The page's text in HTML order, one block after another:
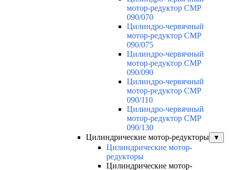
мотор-редуктор CMP
090/070
Цилиндро-червячный
мотор-редуктор CMP
090/075
Цилиндро-червячный
мотор-редуктор CMP
090/090
Цилиндро-червячный
мотор-редуктор CMP
090/110
Цилиндро-червячный
мотор-редуктор CMP
090/130
Цилиндрические мотор-редукторы
▼
Цилиндрические мотор-
редукторы
Цилиндрические мотор-